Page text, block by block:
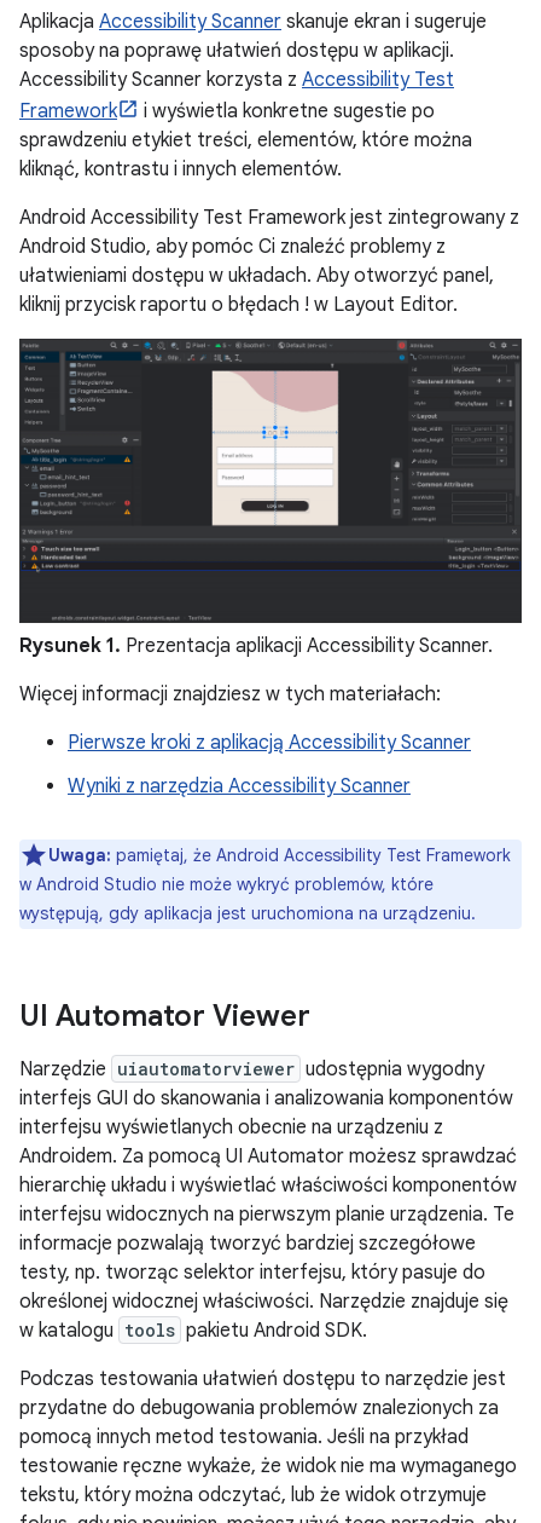
Aplikacja Accessibility Scanner skanuje ekran i sugeruje
sposoby na poprawę ułatwień dostępu w aplikacji.
Accessibility Scanner korzysta z Accessibility Test
Framework
i wyświetla konkretne sugestie po
sprawdzeniu etykiet treści, elementów, które można
kliknąć, kontrastu i innych elementów.
Android Accessibility Test Framework jest zintegrowany z
Android Studio, aby pomóc Ci znaleźć problemy z
ułatwieniami dostępu w układach. Aby otworzyć panel,
kliknij przycisk raportu o błędach ! w Layout Editor.
Rysunek 1. Prezentacja aplikacji Accessibility Scanner.
Więcej informacji znajdziesz w tych materiałach:
Pierwsze kroki z aplikacją Accessibility Scanner
Wyniki z narzędzia Accessibility Scanner
Uwaga: pamiętaj, że Android Accessibility Test Framework
w Android Studio nie może wykryć problemów, które
występują, gdy aplikacja jest uruchomiona na urządzeniu.
UI Automator Viewer
Narzędzie uiautomatorviewer udostępnia wygodny
interfejs GUI do skanowania i analizowania komponentów
interfejsu wyświetlanych obecnie na urządzeniu z
Androidem. Za pomocą UI Automator możesz sprawdzać
hierarchię układu i wyświetlać właściwości komponentów
interfejsu widocznych na pierwszym planie urządzenia. Te
informacje pozwalają tworzyć bardziej szczegółowe
testy, np. tworząc selektor interfejsu, który pasuje do
określonej widocznej właściwości. Narzędzie znajduje się
w katalogu tools pakietu Android SDK.
Podczas testowania ułatwień dostępu to narzędzie jest
przydatne do debugowania problemów znalezionych za
pomocą innych metod testowania. Jeśli na przykład
testowanie ręczne wykaże, że widok nie ma wymaganego
tekstu, który można odczytać, lub że widok otrzymuje